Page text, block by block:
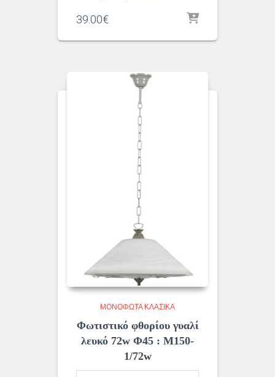
39.00€
ΜΟΝΌΦΩΤΑ ΚΛΑΣΙΚΆ
Φωτιστικό φθορίου γυαλί
λευκό 72w Φ45 : Μ150-
1/72w